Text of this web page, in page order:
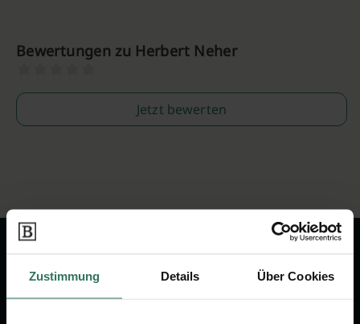
Zustimmung Details Über Cookies
Bewertungen zu Herbert Neher
Jetzt bewerten
Wir sind Ihr Ansprechpartner rund